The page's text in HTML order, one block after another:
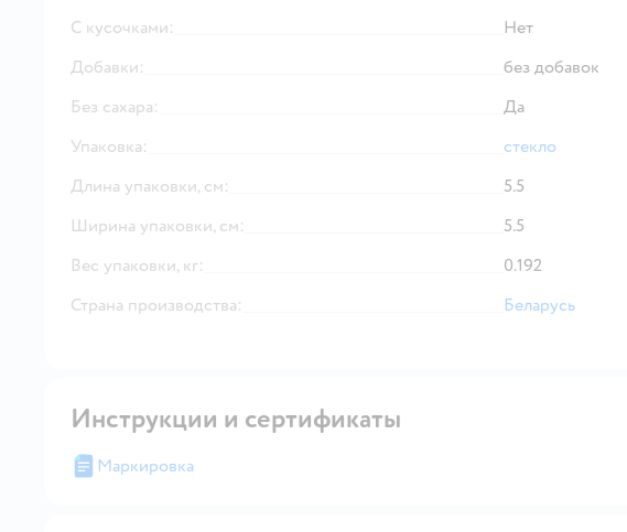
С кусочками:
Нет
Добавки:
без добавок
Без сахара:
Да
Упаковка:
стекло
Длина упаковки, см:
5.5
Ширина упаковки, см:
5.5
Вес упаковки, кг:
0.192
Страна производства:
Беларусь
Инструкции и сертификаты
Маркировка